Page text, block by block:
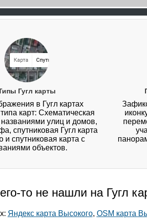
Гугл карты
в Гугл картах
карт: Схематическая
названиями улиц и домов,
спутниковая Гугл карта
и спутниковая карта с
объектов.
то не нашли на Гугл
Яндекс карта Высокого, OSM карта